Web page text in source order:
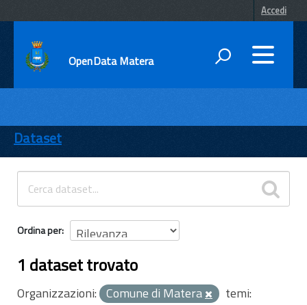
Accedi
OpenData Matera
ENTI
TEMI
INFORMAZIONI
Dataset
Ordina per
1 dataset trovato
Organizzazioni: Comune di Matera
temi: